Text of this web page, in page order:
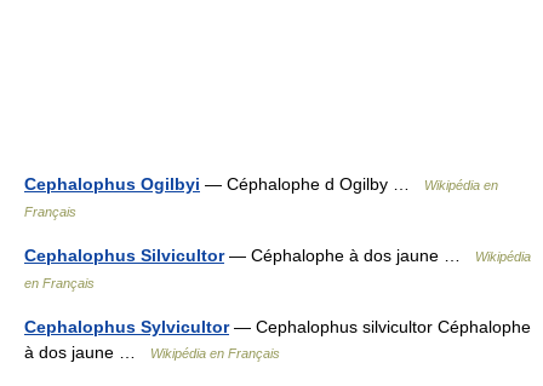
Cephalophus Ogilbyi — Céphalophe d Ogilby …
Wikipédia en
Français
Cephalophus Silvicultor— Céphalophe à dos jaune …
Wikipédia
en Français
Cephalophus Sylvicultor— Cephalophus silvicultor Céphalophe
à dos jaune …
Wikipédia en Français